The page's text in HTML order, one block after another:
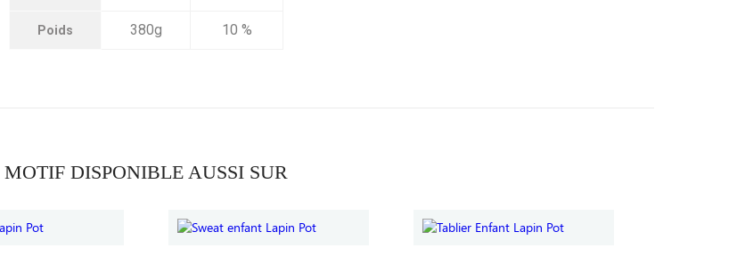
Poids 380g 10 %
MOTIF DISPONIBLE AUSSI SUR